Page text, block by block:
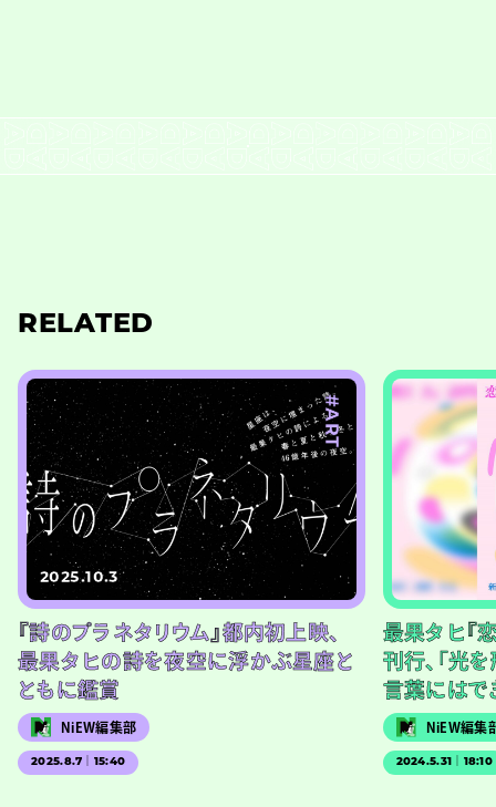
RELATED
#ART
2025.10.3
『詩のプラネタリウム』都内初上映、
最果タヒの詩を夜空に浮かぶ星座と
ともに鑑賞
NiEW編集部
2025.8.7｜15:40
最果タヒ『
刊行、「光
言葉にはで
NiEW編集
2024.5.31｜18:10